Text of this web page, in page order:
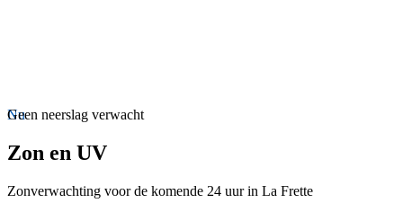
Nu
Geen neerslag verwacht
Zon en UV
Zonverwachting voor de komende 24 uur in La Frette